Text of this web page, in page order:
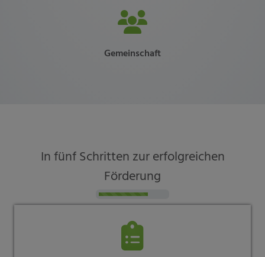
Gemeinschaft
In fünf Schritten zur erfolgreichen
Förderung
Counter-